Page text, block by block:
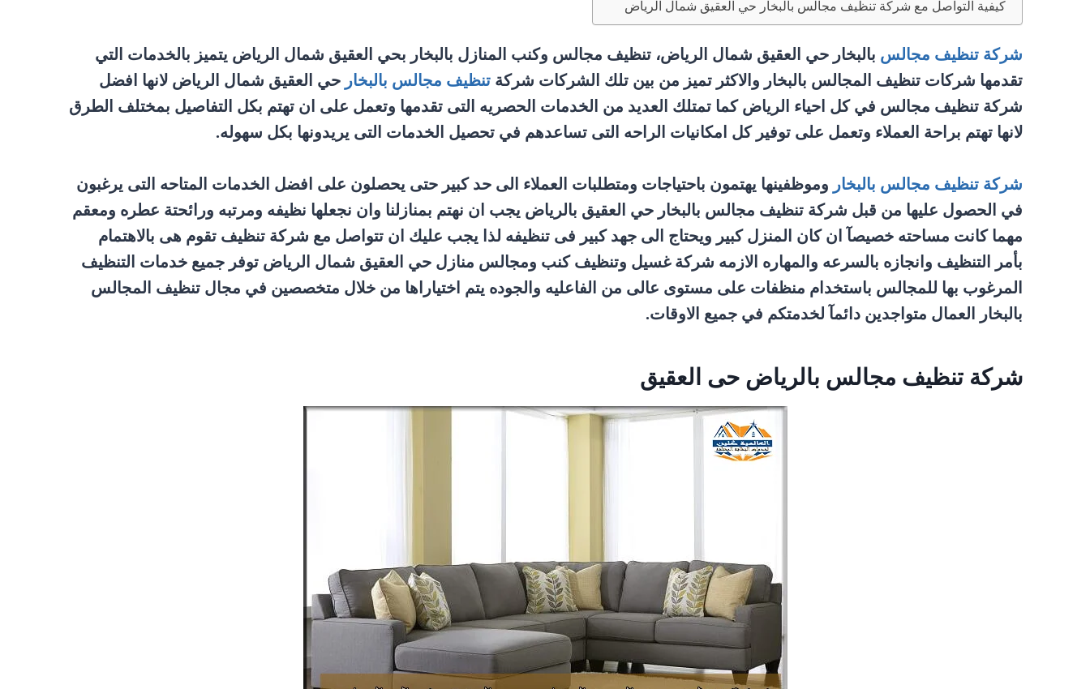
كيفية التواصل مع شركة تنظيف مجالس بالبخار حي العقيق شمال الرياض
شركة تنظيف مجالس بالبخار حي العقيق شمال الرياض، تنظيف مجالس وكنب المنازل بالبخار بحي العقيق شمال الرياض يتميز بالخدمات التي
تقدمها شركات تنظيف المجالس بالبخار والاكثر تميز من بين تلك الشركات شركة تنظيف مجالس بالبخار حي العقيق شمال الرياض لانها افضل
شركة تنظيف مجالس في كل احياء الرياض كما تمتلك العديد من الخدمات الحصريه التى تقدمها وتعمل على ان تهتم بكل التفاصيل بمختلف الطرق
لانها تهتم براحة العملاء وتعمل على توفير كل امكانيات الراحه التى تساعدهم في تحصيل الخدمات التى يريدونها بكل سهوله.
شركة تنظيف مجالس بالبخار وموظفينها يهتمون باحتياجات ومتطلبات العملاء الى حد كبير حتى يحصلون على افضل الخدمات المتاحه التى يرغبون
في الحصول عليها من قبل شركة تنظيف مجالس بالبخار حي العقيق بالرياض يجب ان نهتم بمنازلنا وان نجعلها نظيفه ومرتبه ورائحتة عطره ومعقم
مهما كانت مساحته خصيصآ ان كان المنزل كبير ويحتاج الى جهد كبير فى تنظيفه لذا يجب عليك ان تتواصل مع شركة تنظيف تقوم هى بالاهتمام
بأمر التنظيف وانجازه بالسرعه والمهاره الازمه شركة غسيل وتنظيف كنب ومجالس منازل حي العقيق شمال الرياض توفر جميع خدمات التنظيف
المرغوب بها للمجالس باستخدام منظفات على مستوى عالى من الفاعليه والجوده يتم اختياراها من خلال متخصصين في مجال تنظيف المجالس
بالبخار العمال متواجدين دائمآ لخدمتكم في جميع الاوقات.
شركة تنظيف مجالس بالرياض حى العقيق